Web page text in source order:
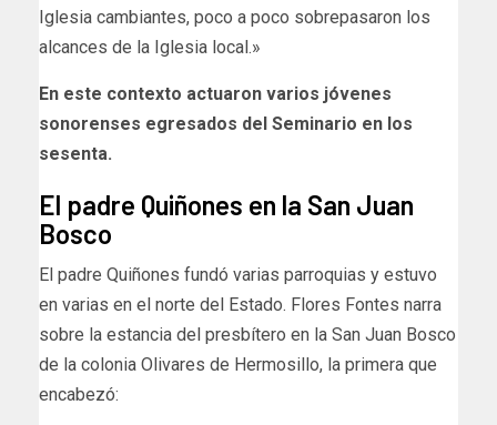
Iglesia cambiantes, poco a poco sobrepasaron los
alcances de la Iglesia local.»
En este contexto actuaron varios jóvenes
sonorenses egresados del Seminario en los
sesenta.
El padre Quiñones en la San Juan
Bosco
El padre Quiñones fundó varias parroquias y estuvo
en varias en el norte del Estado. Flores Fontes narra
sobre la estancia del presbítero en la San Juan Bosco
de la colonia Olivares de Hermosillo, la primera que
encabezó: